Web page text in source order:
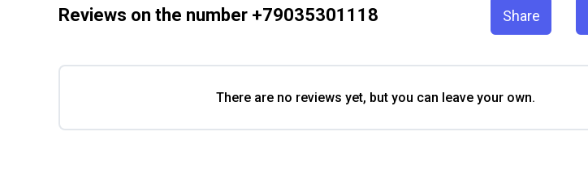
Reviews on the number +79035301118 Share
There are no reviews yet, but you can leave your own.